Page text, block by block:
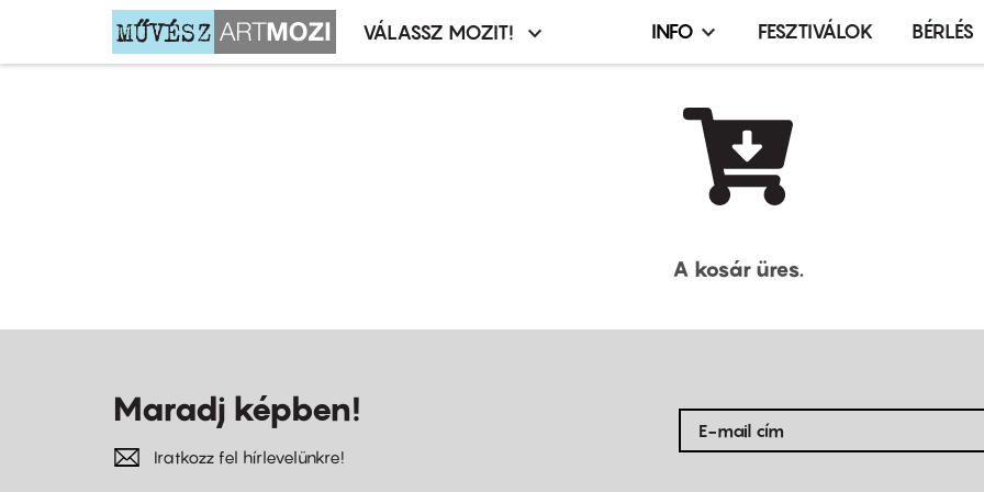
Moziválasztó
VÁLASSZ MOZIT!
Infó,
terembérlés
menü
INFO FESZTIVÁLOK BÉRLÉS
A kosár üres.
Maradj képben!
Iratkozz fel hírlevelünkre!